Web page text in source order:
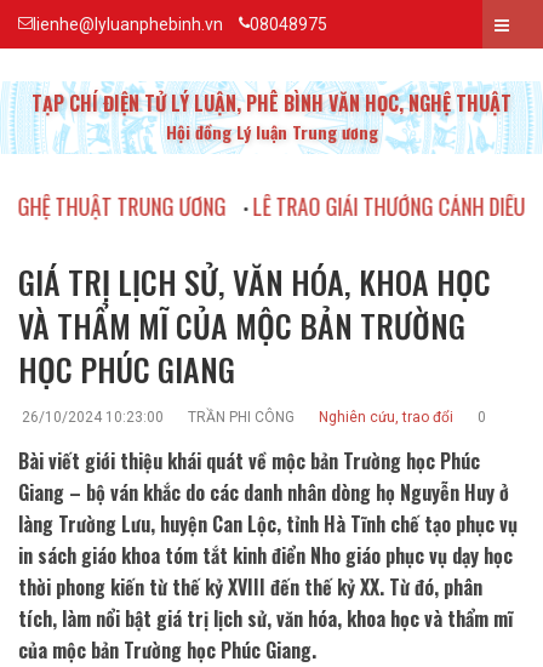
TẠP CHÍ ĐIỆN TỬ LÝ LUẬN, PHÊ BÌNH VĂN HỌC, NGHỆ THUẬT
Hội đồng Lý luận Trung ương
lienhe@lyluanphebinh.vn 08048975
ƯƠNG •LỄ TRAO GIẢI THƯỞNG CÁNH DIỀU VÀNG 2023
GIÁ TRỊ LỊCH SỬ, VĂN HÓA, KHOA HỌC
VÀ THẨM MĨ CỦA MỘC BẢN TRƯỜNG
HỌC PHÚC GIANG
26/10/2024 10:23:00 TRẦN PHI CÔNG Nghiên cứu, trao đổi 0
Bài viết giới thiệu khái quát về mộc bản Trường học Phúc
Giang – bộ ván khắc do các danh nhân dòng họ Nguyễn Huy ở
làng Trường Lưu, huyện Can Lộc, tỉnh Hà Tĩnh chế tạo phục vụ
in sách giáo khoa tóm tắt kinh điển Nho giáo phục vụ dạy học
thời phong kiến từ thế kỷ XVIII đến thế kỷ XX. Từ đó, phân
tích, làm nổi bật giá trị lịch sử, văn hóa, khoa học và thẩm mĩ
của mộc bản Trường học Phúc Giang.